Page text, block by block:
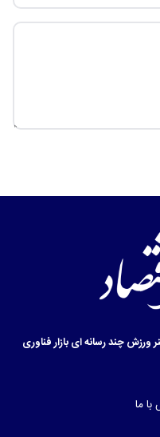
ورزشچند رسانه ایبازارفناوری
ما